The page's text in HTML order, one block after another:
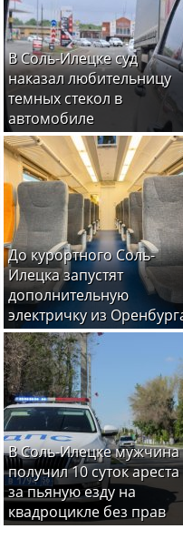
В Соль-Илецке суд
наказал любительницу
темных стекол в
автомобиле
До курортного Соль-
Илецка запустят
дополнительную
электричку из
В Соль-Илецке мужчина
получил 10 суток ареста
за пьяную езду на
квадроцикле без прав